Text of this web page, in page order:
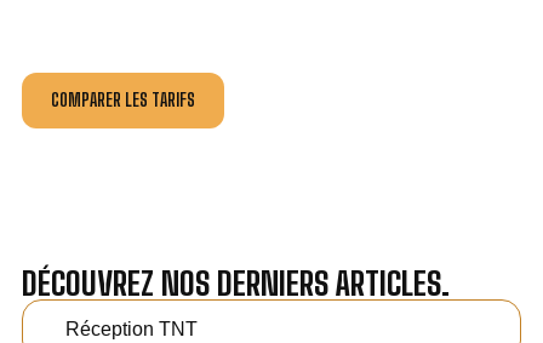
COMPARER LES TARIFS
DÉCOUVREZ NOS DERNIERS ARTICLES.
Réception TNT